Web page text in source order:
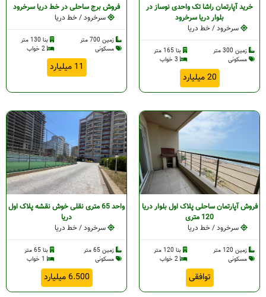
خرید آپارتمان راشا تک واحدی نوساز در
بلوار دریا سرخرود
سرخرود / خط دریا
زمین 300 متر
بنا 165 متر
مسکونی
20 میلیارد
فروش برج ساحلی در خط دریا سرخرود
سرخرود / خط دریا
زمین 700 متر
بنا 130 متر
مسکونی
11 میلیارد
فروش آپارتمان ساحلی پلاک اول بلوار دریا
120 متری
سرخرود / خط دریا
زمین 120 متر
بنا 120 متر
مسکونی
توافقی
واحد 65 متری نقلی خوش نقشه پلاک اول
دریا
سرخرود / خط دریا
زمین 65 متر
بنا 65 متر
مسکونی
6.500 میلیارد